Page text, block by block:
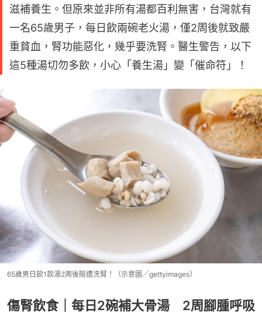
滋補養生。但原來並非所有湯都百利無害，台灣就有
一名65歲男子，每日飲兩碗老火湯，僅2周後就致嚴
重貧血，腎功能惡化，幾乎要洗腎。醫生警告，以下
這5種湯切勿多飲，小心「養生湯」變「催命符」！
65歲男日飲1款湯2周後險遭洗腎！（示意圖／gettyimages）
傷腎飲食｜每日2碗補大骨湯 2周腳腫呼吸